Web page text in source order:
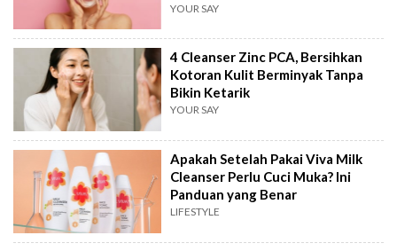
YOUR SAY
4 Cleanser Zinc PCA, Bersihkan
Kotoran Kulit Berminyak Tanpa
Bikin Ketarik
YOUR SAY
Apakah Setelah Pakai Viva Milk
Cleanser Perlu Cuci Muka? Ini
Panduan yang Benar
LIFESTYLE